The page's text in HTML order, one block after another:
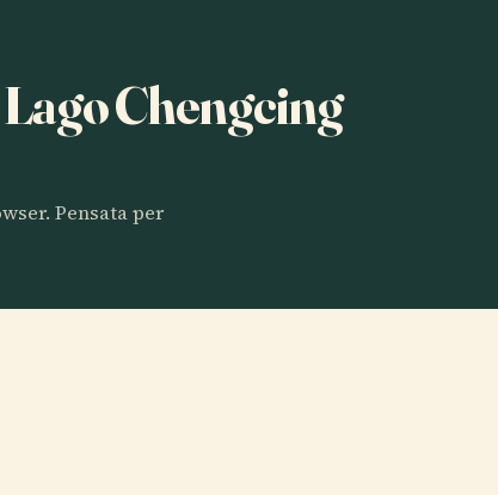
Chengcing
Pensata per